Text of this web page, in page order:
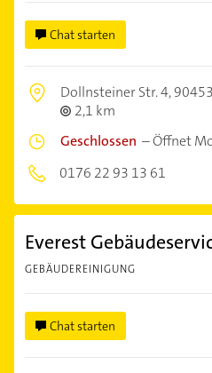
Chat starten
Dollnsteiner Str. 4,
2,1 km
Geschlossen –Öffnet
0176 22 93 13 61
Everest
GEBÄUDEREINIGUNG
Chat starten